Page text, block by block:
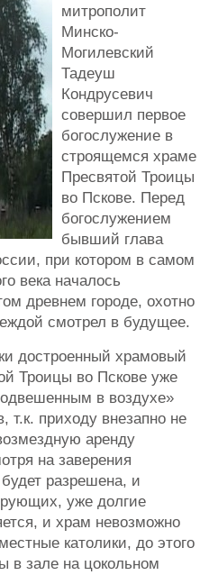
митрополит
Минско-
Могилевский
Тадеуш
Кондрусевич
совершил первое
богослужение в
строящемся храме
Пресвятой Троицы
во Пскове. Перед
богослужением
бывший глава
при котором в самом
века началось
древнем городе, охотно
смотрел в будущее.
достроенный храмовый
Троицы во Пскове уже
в воздухе»
т.к. приходу внезапно не
аренду
на заверения
разрешена, и
уже долгие
и храм невозможно
католики, до этого
в зале на цокольном